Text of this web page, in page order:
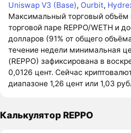
Uniswap V3 (Base), Ourbit,
Максимальный торговый объём
торговой паре REPPO/WETH и
долларов (91% от общего
течение недели минимальная
(REPPO) зафиксирована в
0,0126 цент. Сейчас
диапазоне 1,26 цент или 1,03
Калькулятор REPPO